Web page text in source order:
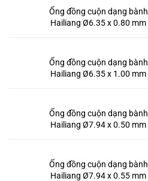
Ống đồng cuộn dạng bành
Hailiang Ø6.35 x 0.80 mm
Ống đồng cuộn dạng bành
Hailiang Ø6.35 x 1.00 mm
Ống đồng cuộn dạng bành
Hailiang Ø7.94 x 0.50 mm
Ống đồng cuộn dạng bành
Hailiang Ø7.94 x 0.55 mm